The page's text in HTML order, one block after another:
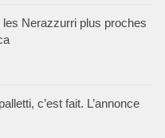
les Nerazzurri plus proches
c’est fait. L’annonce